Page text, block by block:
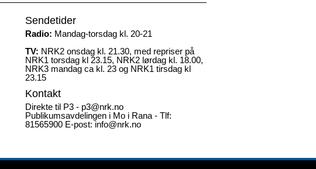
Sendetider
Radio: Mandag-torsdag kl. 20-21
TV: NRK2 onsdag kl. 21.30, med repriser på
NRK1 torsdag kl 23.15, NRK2 lørdag kl. 18.00,
NRK3 mandag ca kl. 23 og NRK1 tirsdag kl
23.15
Kontakt
Direkte til P3 - p3@nrk.no
Publikumsavdelingen i Mo i Rana - Tlf:
81565900 E-post: info@nrk.no